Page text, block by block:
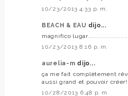
10/23/2013 4:33 p. m.
BEACH & EAU dijo...
magnifico
10/23/2013 8:16 p. m.
aurelia-m dijo...
ça me fait complètement
aussi grand et pouvoir créer!
10/28/2013 6:48 p. m.